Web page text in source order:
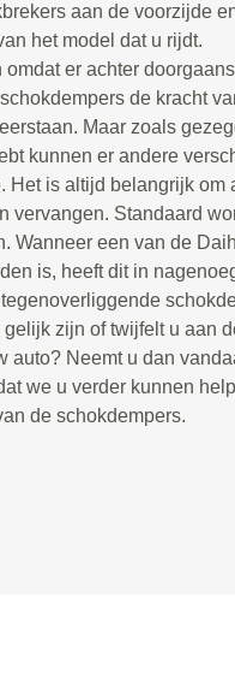
aan de voorzijde
het model dat u rijdt.
er achter
de kracht
Maar zoals
kunnen er andere
Het is altijd belangrijk om
vervangen. Standaard
Wanneer een van de
is, heeft dit in
zijn of twijfelt u aan
auto? Neemt u dan
we u verder kunnen
de schokdempers.